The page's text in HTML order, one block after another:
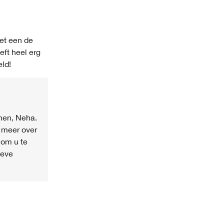
een de
heel erg
Neha.
over
u te